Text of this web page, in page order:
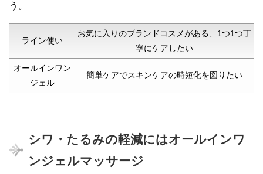
う。
ライン使い
お気に入りのブランドコスメがある、1つ1つ丁
寧にケアしたい
オールインワン
ジェル
簡単ケアでスキンケアの時短化を図りたい
シワ・たるみの軽減にはオールインワ
ンジェルマッサージ